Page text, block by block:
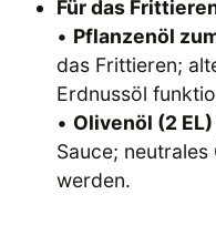
Für das
• Pflanzenöl
das Frittieren;
Erdnussöl
• Olivenöl (2 EL)
Sauce;
werden.